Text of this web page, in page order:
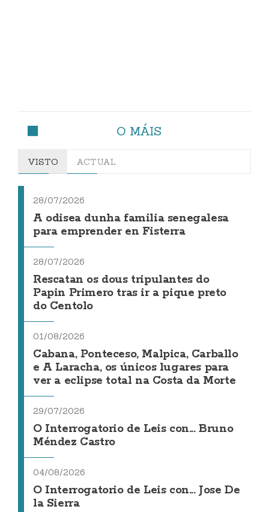
O MÁIS
VISTO ACTUAL
28/07/2026
A odisea dunha familia senegalesa
para emprender en Fisterra
28/07/2026
Rescatan os dous tripulantes do
Papin Primero tras ir a pique preto
do Centolo
01/08/2026
Cabana, Ponteceso, Malpica, Carballo
e A Laracha, os únicos lugares para
ver a eclipse total na Costa da Morte
29/07/2026
O Interrogatorio de Leis con... Bruno
Méndez Castro
04/08/2026
O Interrogatorio de Leis con... Jose De
la Sierra